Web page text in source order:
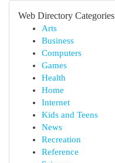
Web Directory Categories
Arts
Business
Computers
Games
Health
Home
Internet
Kids and Teens
News
Recreation
Reference